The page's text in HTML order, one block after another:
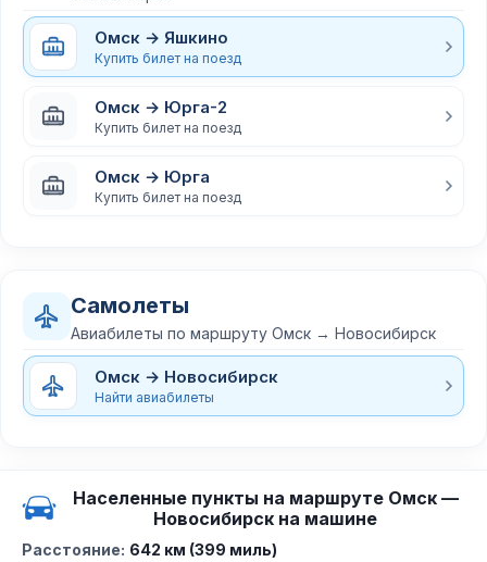
Омск → Яшкино
Купить билет на поезд
Омск → Юрга-2
Купить билет на поезд
Омск → Юрга
Купить билет на поезд
Самолеты
Авиабилеты по маршруту Омск → Новосибирск
Омск → Новосибирск
Найти авиабилеты
Населенные пункты на маршруте Омск —
Новосибирск на машине
Расстояние: 642 км (399 миль)